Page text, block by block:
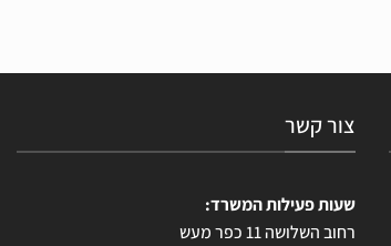
צור קשר
שעות פעילות המשרד:
רחוב השלושה 11 כפר מעש